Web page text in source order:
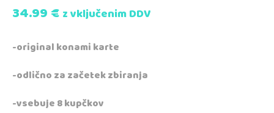
34.99€z vključenim DDV
-original konami karte
-odlično za začetek zbiranja
-vsebuje 8 kupčkov